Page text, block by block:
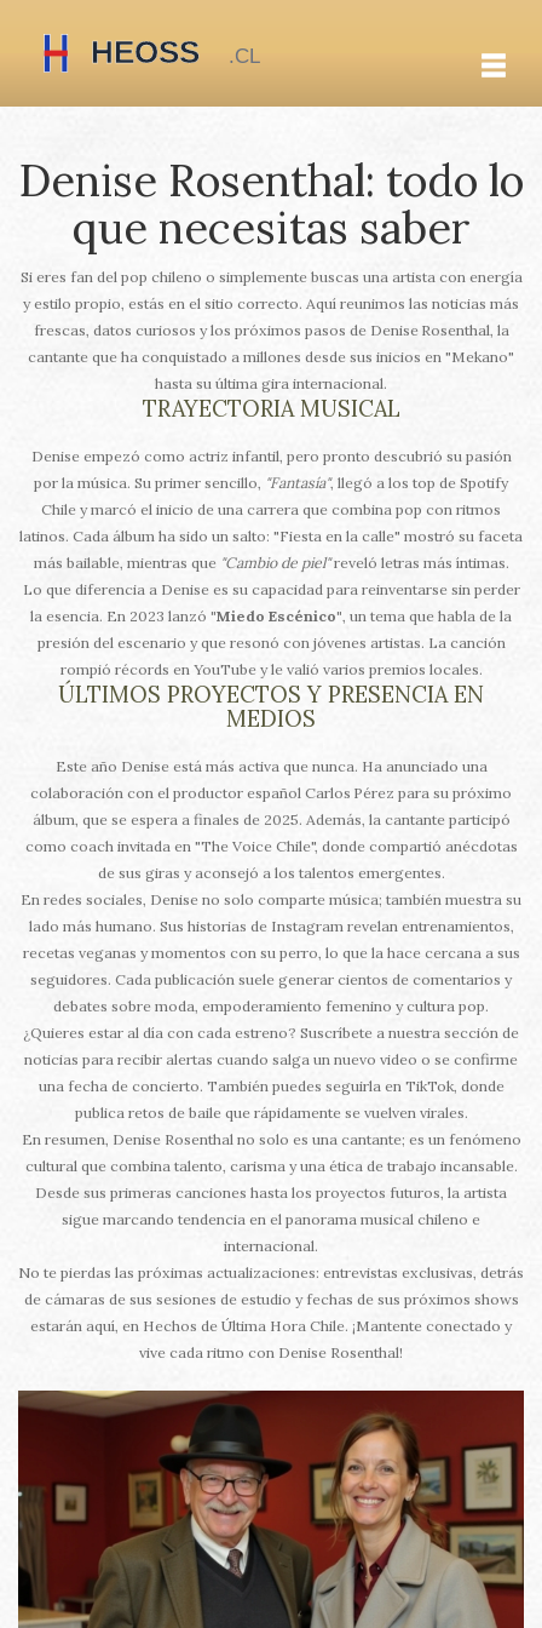
Denise Rosenthal: todo lo
que necesitas saber
Si eres fan del pop chileno o simplemente buscas una artista con energía
y estilo propio, estás en el sitio correcto. Aquí reunimos las noticias más
frescas, datos curiosos y los próximos pasos de Denise Rosenthal, la
cantante que ha conquistado a millones desde sus inicios en "Mekano"
hasta su última gira internacional.
TRAYECTORIA MUSICAL
Denise empezó como actriz infantil, pero pronto descubrió su pasión
por la música. Su primer sencillo, "Fantasía", llegó a los top de Spotify
Chile y marcó el inicio de una carrera que combina pop con ritmos
latinos. Cada álbum ha sido un salto: "Fiesta en la calle" mostró su faceta
más bailable, mientras que "Cambio de piel"reveló letras más íntimas.
Lo que diferencia a Denise es su capacidad para reinventarse sin perder
la esencia. En 2023 lanzó "Miedo Escénico", un tema que habla de la
presión del escenario y que resonó con jóvenes artistas. La canción
rompió récords en YouTube y le valió varios premios locales.
ÚLTIMOS PROYECTOS Y PRESENCIA EN
MEDIOS
Este año Denise está más activa que nunca. Ha anunciado una
colaboración con el productor español Carlos Pérez para su próximo
álbum, que se espera a finales de 2025. Además, la cantante participó
como coach invitada en "The Voice Chile", donde compartió anécdotas
de sus giras y aconsejó a los talentos emergentes.
En redes sociales, Denise no solo comparte música; también muestra su
lado más humano. Sus historias de Instagram revelan entrenamientos,
recetas veganas y momentos con su perro, lo que la hace cercana a sus
seguidores. Cada publicación suele generar cientos de comentarios y
debates sobre moda, empoderamiento femenino y cultura pop.
¿Quieres estar al día con cada estreno? Suscríbete a nuestra sección de
noticias para recibir alertas cuando salga un nuevo video o se confirme
una fecha de concierto. También puedes seguirla en TikTok, donde
publica retos de baile que rápidamente se vuelven virales.
En resumen, Denise Rosenthal no solo es una cantante; es un fenómeno
cultural que combina talento, carisma y una ética de trabajo incansable.
Desde sus primeras canciones hasta los proyectos futuros, la artista
sigue marcando tendencia en el panorama musical chileno e
internacional.
No te pierdas las próximas actualizaciones: entrevistas exclusivas, detrás
de cámaras de sus sesiones de estudio y fechas de sus próximos shows
estarán aquí, en Hechos de Última Hora Chile. ¡Mantente conectado y
vive cada ritmo con Denise Rosenthal!